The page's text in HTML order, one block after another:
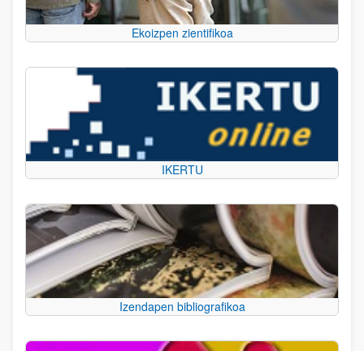
Ekoizpen zientifikoa
IKERTU
Izendapen bibliografikoa